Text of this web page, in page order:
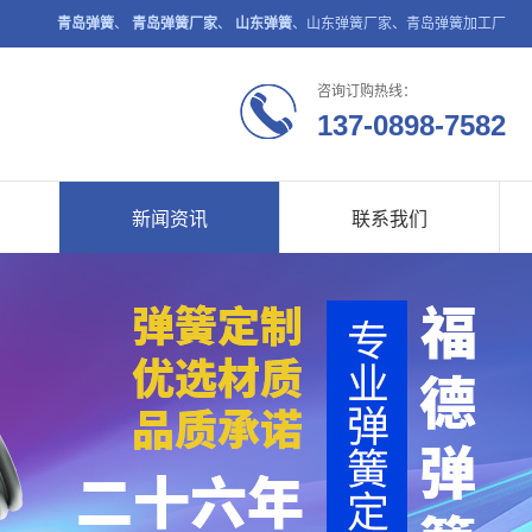
青岛弹簧、 青岛弹簧厂家、 山东弹簧、山东弹簧厂家、青岛弹簧加工厂
咨询订购热线：
137-0898-7582
新闻资讯 联系我们